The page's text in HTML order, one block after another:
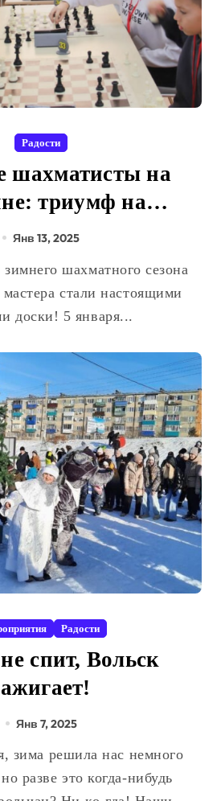
Радости
шахматисты на
триумф на
турнире!
Янв 13, 2025
стали настоящими
доски! 5 января...
Радости
спит, Вольск
Янв 7, 2025
разве это когда-нибудь